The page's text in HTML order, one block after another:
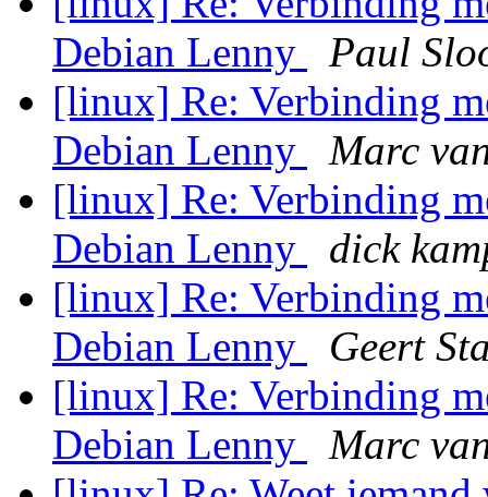
Debian Lenny
Paul
[linux] Re: Verbinding
Debian Lenny
Marc
[linux] Re: Verbinding
Debian Lenny
dick
[linux] Re: Verbinding
Debian Lenny
Geert
[linux] Re: Verbinding
Debian Lenny
Marc